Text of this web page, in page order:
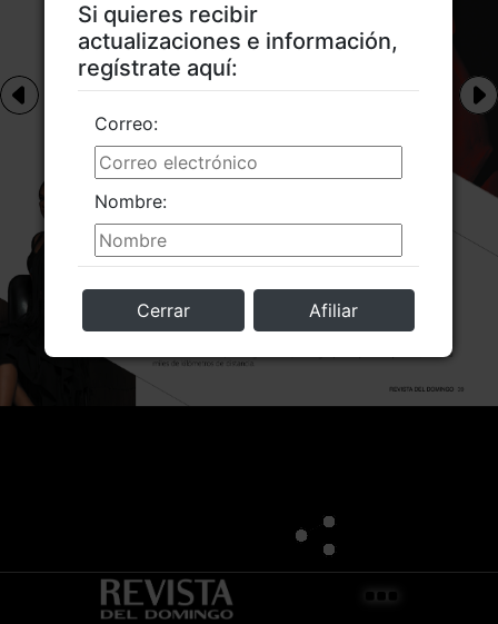
Si quieres recibir
actualizaciones e información,
regístrate aquí:
Nombre:
Correo:
Cerrar Afiliar